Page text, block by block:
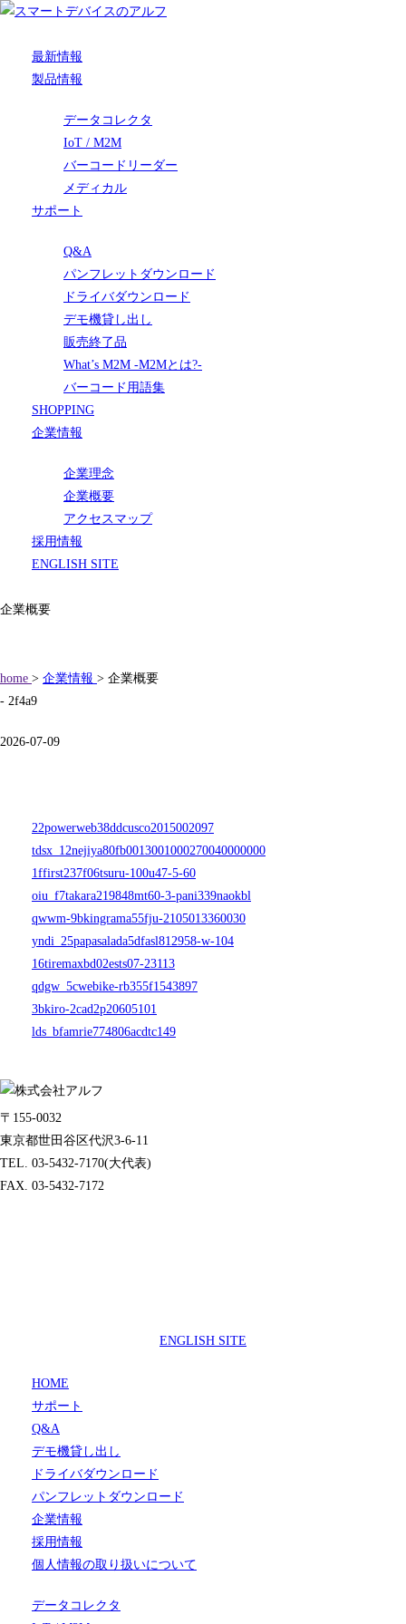
最新情報
製品情報
データコレクタ
IoT / M2M
バーコードリーダー
メディカル
サポート
Q&A
パンフレットダウンロード
ドライバダウンロード
デモ機貸し出し
販売終了品
What’s M2M -M2Mとは?-
バーコード用語集
SHOPPING
企業情報
企業理念
企業概要
アクセスマップ
採用情報
ENGLISH SITE
企業概要
home > 企業情報 > 企業概要
- 2f4a9
2026-07-09
22powerweb38ddcusco2015002097
tdsx_12nejiya80fb0013001000270040000000
1ffirst237f06tsuru-100u47-5-60
oiu_f7takara219848mt60-3-pani339naokbl
qwwm-9bkingrama55fju-2105013360030
yndi_25papasalada5dfasl812958-w-104
16tiremaxbd02ests07-23113
qdgw_5cwebike-rb355f1543897
3bkiro-2cad2p20605101
lds_bfamrie774806acdtc149
〒155-0032
東京都世田谷区代沢3-6-11
TEL. 03-5432-7170(大代表)
FAX. 03-5432-7172
ENGLISH SITE
HOME
サポート
Q&A
デモ機貸し出し
ドライバダウンロード
パンフレットダウンロード
企業情報
採用情報
個人情報の取り扱いについて
データコレクタ